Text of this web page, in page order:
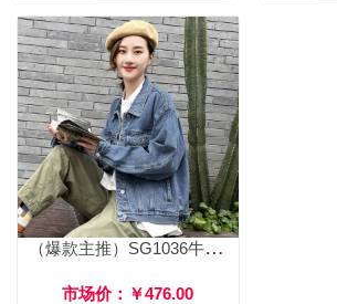
（爆款主推）SG1036牛仔外套
市场价：￥476.00